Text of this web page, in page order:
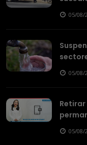
05/08/
05/08/
05/08/